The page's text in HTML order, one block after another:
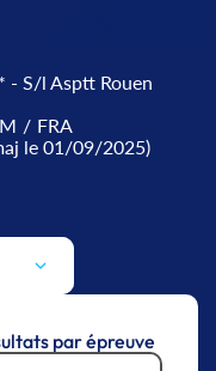
- S/l Asptt Rouen
M / FRA
le 01/09/2025)
par épreuve